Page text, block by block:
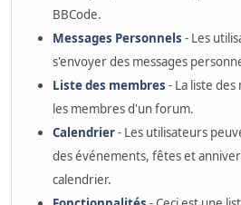
BBCode.
Messages Personnels - Les
s'envoyer des messages
Liste des membres - La liste
les membres d'un forum.
Calendrier- Les utilisateurs
des événements, fêtes et
calendrier.